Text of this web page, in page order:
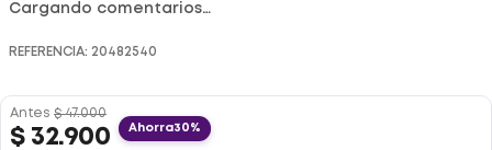
Cargando comentarios…
REFERENCIA: 20482540
Antes $ 47.000
$ 32.900 Ahorra30%